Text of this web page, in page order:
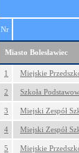
Nr
Miasto Bolesławiec
1 Miejskie
2 Szkoła
3 Miejski Zespół
4 Miejski Zespół
5 Miejskie